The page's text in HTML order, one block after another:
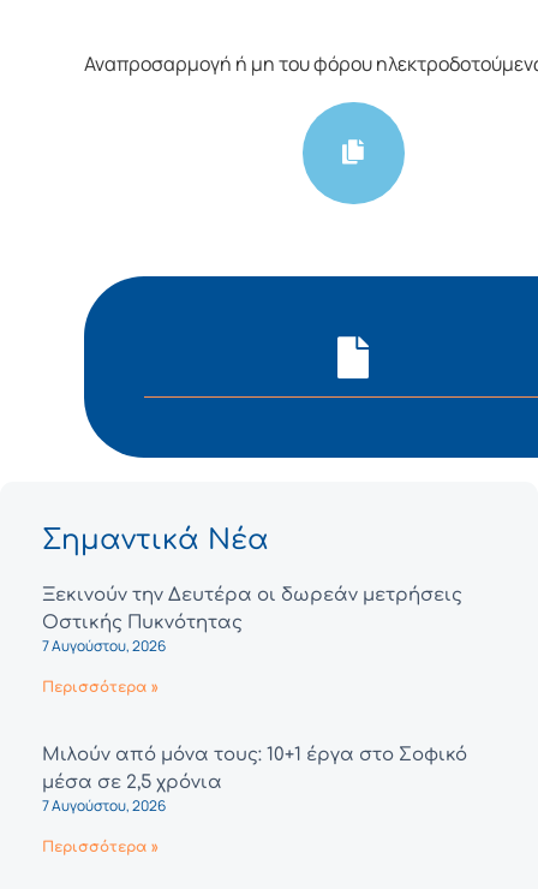
Αναπροσαρμογή ή μη του φόρου
Σημαντικά Νέα
Ξεκινούν την Δευτέρα οι δωρεάν μετρήσεις
Οστικής Πυκνότητας
7 Αυγούστου, 2026
Περισσότερα »
Μιλούν από μόνα τους: 10+1 έργα στο Σοφικό
μέσα σε 2,5 χρόνια
7 Αυγούστου, 2026
Περισσότερα »